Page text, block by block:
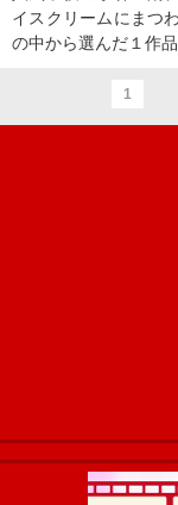
イスクリームにまつ
の中から選んだ１作
1